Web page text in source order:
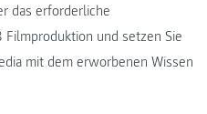
das erforderliche
und setzen Sie
mit dem erworbenen Wissen